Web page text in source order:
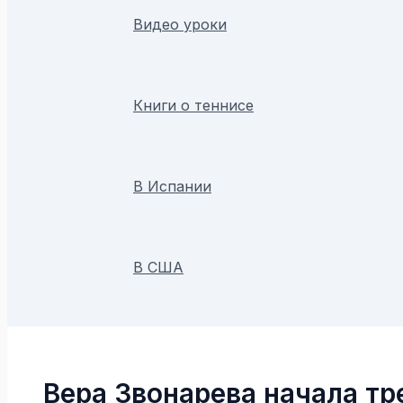
Видео уроки
Книги о теннисе
В Испании
В США
Вера Звонарева начала